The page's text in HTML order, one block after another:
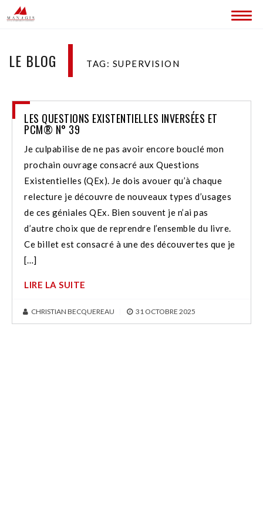
LES SITES MANAGIS
CONTACT
LE BLOG TAG: SUPERVISION
LES QUESTIONS EXISTENTIELLES INVERSÉES ET
PCM® N° 39
Je culpabilise de ne pas avoir encore bouclé mon
prochain ouvrage consacré aux Questions
Existentielles (QEx). Je dois avouer qu’à chaque
relecture je découvre de nouveaux types d’usages
de ces géniales QEx. Bien souvent je n’ai pas
d’autre choix que de reprendre l’ensemble du livre.
Ce billet est consacré à une des découvertes que je
[…]
LIRE LA SUITE
CHRISTIAN BECQUEREAU 31 OCTOBRE 2025